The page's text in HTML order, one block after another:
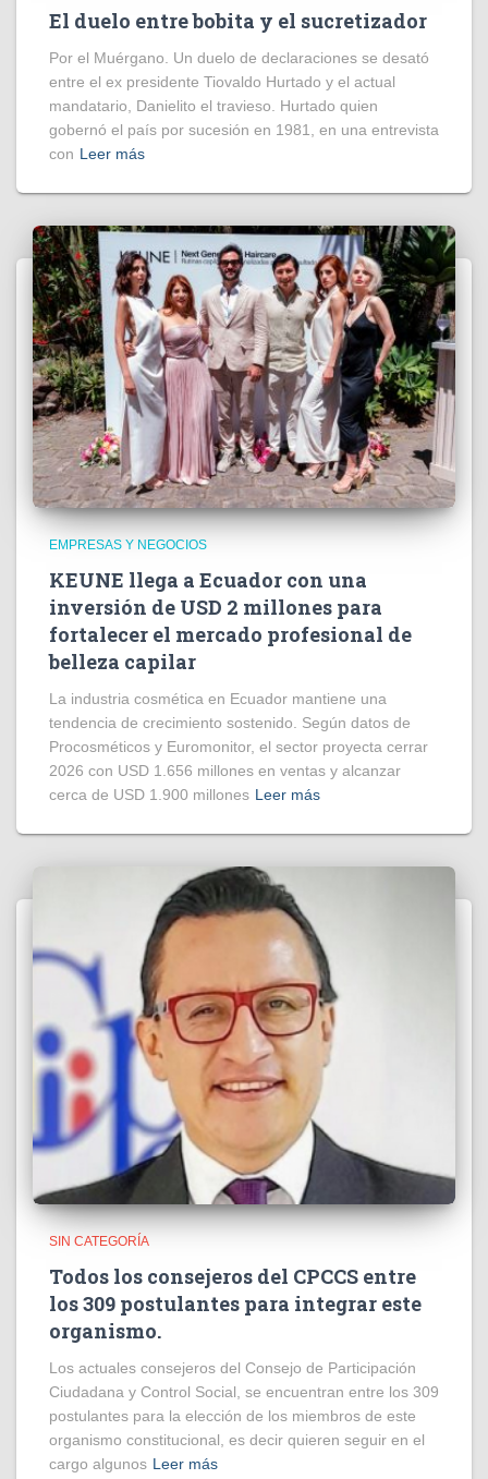
El duelo entre bobita y el sucretizador
Por el Muérgano. Un duelo de declaraciones se desató
entre el ex presidente Tiovaldo Hurtado y el actual
mandatario, Danielito el travieso. Hurtado quien
gobernó el país por sucesión en 1981, en una entrevista
con Leer más
EMPRESAS Y NEGOCIOS
KEUNE llega a Ecuador con una
inversión de USD 2 millones para
fortalecer el mercado profesional de
belleza capilar
La industria cosmética en Ecuador mantiene una
tendencia de crecimiento sostenido. Según datos de
Procosméticos y Euromonitor, el sector proyecta cerrar
2026 con USD 1.656 millones en ventas y alcanzar
cerca de USD 1.900 millones Leer más
SIN CATEGORÍA
Todos los consejeros del CPCCS entre
los 309 postulantes para integrar este
organismo.
Los actuales consejeros del Consejo de Participación
Ciudadana y Control Social, se encuentran entre los 309
postulantes para la elección de los miembros de este
organismo constitucional, es decir quieren seguir en el
cargo algunos Leer más